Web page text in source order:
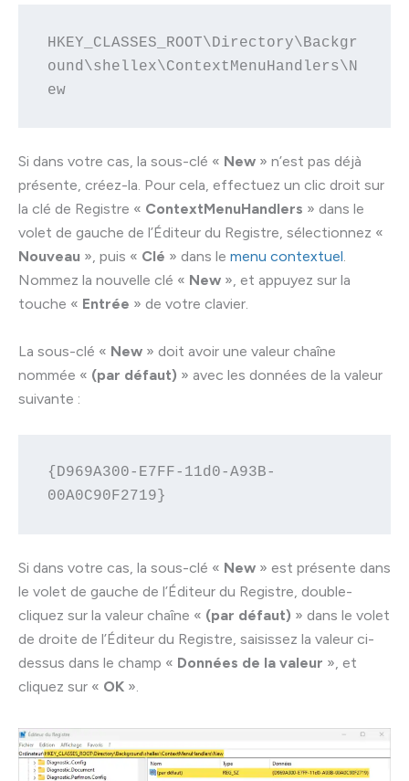
HKEY_CLASSES_ROOT\Directory\Backgr
ound\shellex\ContextMenuHandlers\N
ew
Si dans votre cas, la sous-clé « New » n’est pas déjà
présente, créez-la. Pour cela, effectuez un clic droit sur
la clé de Registre « ContextMenuHandlers » dans le
volet de gauche de l’Éditeur du Registre, sélectionnez «
Nouveau », puis « Clé » dans le menu contextuel.
Nommez la nouvelle clé « New », et appuyez sur la
touche « Entrée » de votre clavier.
La sous-clé « New » doit avoir une valeur chaîne
nommée « (par défaut) » avec les données de la valeur
suivante :
{D969A300-E7FF-11d0-A93B-
00A0C90F2719}
Si dans votre cas, la sous-clé « New » est présente dans
le volet de gauche de l’Éditeur du Registre, double-
cliquez sur la valeur chaîne « (par défaut) » dans le volet
de droite de l’Éditeur du Registre, saisissez la valeur ci-
dessus dans le champ « Données de la valeur », et
cliquez sur « OK ».